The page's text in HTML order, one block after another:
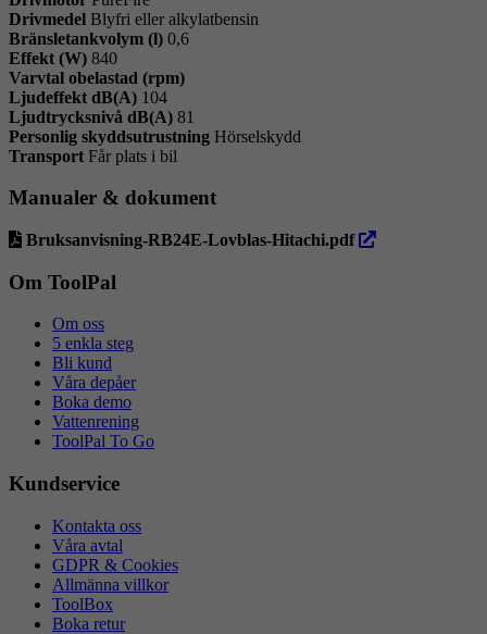
Drivmedel Blyfri eller alkylatbensin
Bränsletankvolym (l) 0,6
Effekt (W) 840
Varvtal obelastad (rpm)
Ljudeffekt dB(A) 104
Ljudtrycksnivå dB(A) 81
Personlig skyddsutrustning Hörselskydd
Transport Får plats i bil
Manualer & dokument
Bruksanvisning-RB24E-Lovblas-Hitachi.pdf öppna
Om ToolPal
Om oss
5 enkla steg
Bli kund
Våra depåer
Boka demo
Vattenrening
ToolPal To Go
Kundservice
Kontakta oss
Våra avtal
GDPR & Cookies
Allmänna villkor
ToolBox
Boka retur